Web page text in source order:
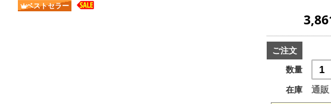
ベストセラー
ご注文
数量
在庫
通販